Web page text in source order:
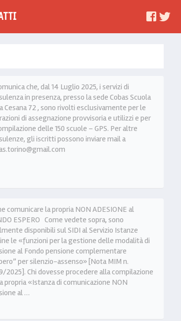
che, dal 14 Luglio 2025, i servizi di
in presenza, presso la sede Cobas Scuola
Cesana 72 , sono rivolti esclusivamente per le
di assegnazione provvisoria e utilizzi e per
delle 150 scuole – GPS. Per altre
gli iscritti possono inviare mail a
comunicare la propria NON ADESIONE al
ESPERO Come vedete sopra, sono
disponibili sul SIDI al Servizio Istanze
le «funzioni per la gestione delle modalità di
al Fondo pensione complementare
per silenzio-assenso» [Nota MIM n.
2025]. Chi dovesse procedere alla compilazione
propria «Istanza di comunicazione NON
al …